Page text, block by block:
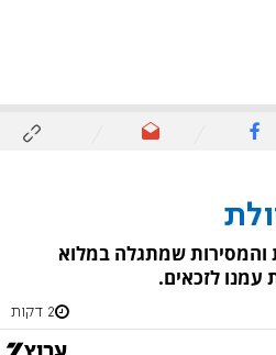
שמתגלה במלוא
עמנו לזכאים.
2 דקות